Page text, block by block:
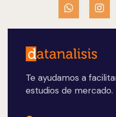
Te ayudamos a
estudios de mercado.